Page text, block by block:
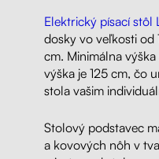
Elektrický písací stôl
dosky vo veľkosti od
cm. Minimálna
výška je 125 cm, čo
stola vašim
Stolový podstavec
a kovových nôh v